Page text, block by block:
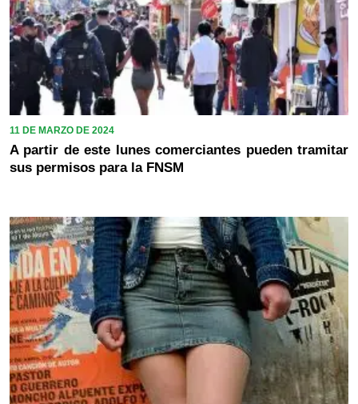
11 DE MARZO DE 2024
A partir de este lunes comerciantes pueden tramitar
sus permisos para la FNSM